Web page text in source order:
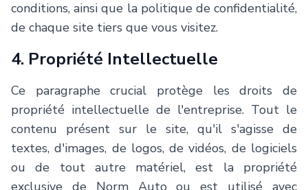
conditions, ainsi que la politique de confidentialité,
de chaque site tiers que vous visitez.
4. Propriété Intellectuelle
Ce paragraphe crucial protège les droits de
propriété intellectuelle de l'entreprise. Tout le
contenu présent sur le site, qu'il s'agisse de
textes, d'images, de logos, de vidéos, de logiciels
ou de tout autre matériel, est la propriété
exclusive de Norm Auto ou est utilisé avec